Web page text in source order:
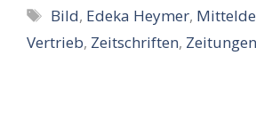
Schlagwörter
Bild, Edeka Heymer,
Vertrieb, Zeitschriften, Zeitungen